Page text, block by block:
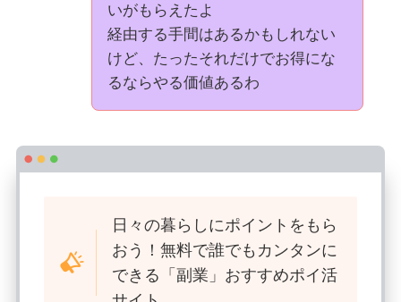
いがもらえたよ
経由する手間はあるかもしれない
けど、たったそれだけでお得にな
るならやる価値あるわ
日々の暮らしにポイントをもら
おう！無料で誰でもカンタンに
できる「副業」おすすめポイ活